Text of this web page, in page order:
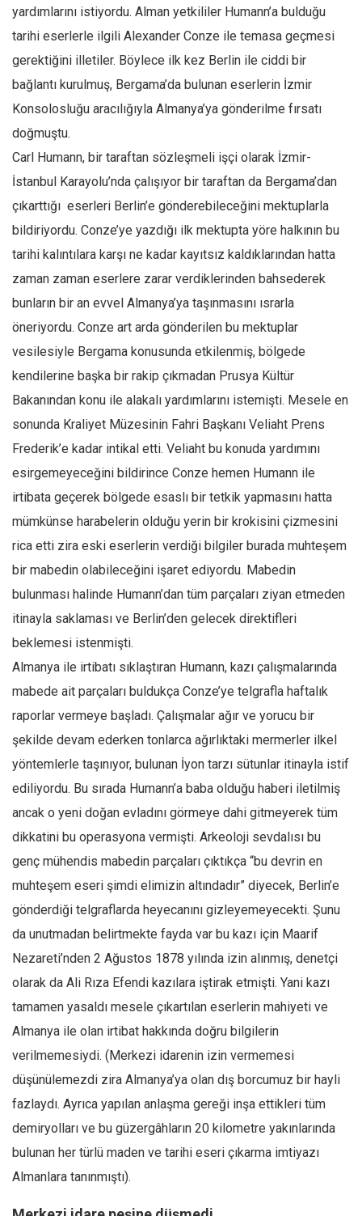
Kategoriler
Kültür Sanat
Kitap
Karisi kitap sualleri
Ekonomi
Spor
Manzara
Sağlık
Gıda-Beslenme
Hayat
Türkiye
Siyaset
Dünya
Asya
Afrika
İslam Dünyası
Amerika
Avustralya
Tarih
Düşünce
yardımlarını istiyordu. Alman yetkililer Humann’a bulduğu
tarihi eserlerle ilgili Alexander Conze ile temasa geçmesi
gerektiğini illetiler. Böylece ilk kez Berlin ile ciddi bir
bağlantı kurulmuş, Bergama’da bulunan eserlerin İzmir
Konsolosluğu aracılığıyla Almanya’ya gönderilme fırsatı
doğmuştu.
Carl Humann, bir taraftan sözleşmeli işçi olarak İzmir-
İstanbul Karayolu’nda çalışıyor bir taraftan da Bergama’dan
çıkarttığı eserleri Berlin’e gönderebileceğini mektuplarla
bildiriyordu. Conze’ye yazdığı ilk mektupta yöre halkının bu
tarihi kalıntılara karşı ne kadar kayıtsız kaldıklarından hatta
zaman zaman eserlere zarar verdiklerinden bahsederek
bunların bir an evvel Almanya’ya taşınmasını ısrarla
öneriyordu. Conze art arda gönderilen bu mektuplar
vesilesiyle Bergama konusunda etkilenmiş, bölgede
kendilerine başka bir rakip çıkmadan Prusya Kültür
Bakanından konu ile alakalı yardımlarını istemişti. Mesele en
sonunda Kraliyet Müzesinin Fahri Başkanı Veliaht Prens
Frederik’e kadar intikal etti. Veliaht bu konuda yardımını
esirgemeyeceğini bildirince Conze hemen Humann ile
irtibata geçerek bölgede esaslı bir tetkik yapmasını hatta
mümkünse harabelerin olduğu yerin bir krokisini çizmesini
rica etti zira eski eserlerin verdiği bilgiler burada muhteşem
bir mabedin olabileceğini işaret ediyordu. Mabedin
bulunması halinde Humann’dan tüm parçaları ziyan etmeden
itinayla saklaması ve Berlin’den gelecek direktifleri
beklemesi istenmişti.
Almanya ile irtibatı sıklaştıran Humann, kazı çalışmalarında
mabede ait parçaları buldukça Conze’ye telgrafla haftalık
raporlar vermeye başladı. Çalışmalar ağır ve yorucu bir
şekilde devam ederken tonlarca ağırlıktaki mermerler ilkel
yöntemlerle taşınıyor, bulunan İyon tarzı sütunlar itinayla istif
ediliyordu. Bu sırada Humann’a baba olduğu haberi iletilmiş
ancak o yeni doğan evladını görmeye dahi gitmeyerek tüm
dikkatini bu operasyona vermişti. Arkeoloji sevdalısı bu
genç mühendis mabedin parçaları çıktıkça “bu devrin en
muhteşem eseri şimdi elimizin altındadır” diyecek, Berlin’e
gönderdiği telgraflarda heyecanını gizleyemeyecekti. Şunu
da unutmadan belirtmekte fayda var bu kazı için Maarif
Nezareti’nden 2 Ağustos 1878 yılında izin alınmış, denetçi
olarak da Ali Rıza Efendi kazılara iştirak etmişti. Yani kazı
tamamen yasaldı mesele çıkartılan eserlerin mahiyeti ve
Almanya ile olan irtibat hakkında doğru bilgilerin
verilmemesiydi. (Merkezi idarenin izin vermemesi
düşünülemezdi zira Almanya’ya olan dış borcumuz bir hayli
fazlaydı. Ayrıca yapılan anlaşma gereği inşa ettikleri tüm
demiryolları ve bu güzergâhların 20 kilometre yakınlarında
bulunan her türlü maden ve tarihi eseri çıkarma imtiyazı
Almanlara tanınmıştı).